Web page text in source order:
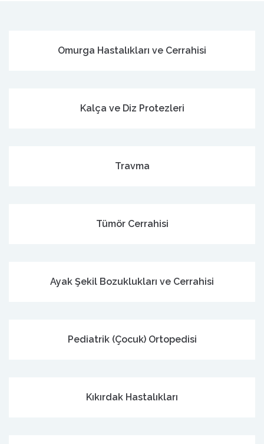
Omurga Hastalıkları ve Cerrahisi
Kalça ve Diz Protezleri
Travma
Tümör Cerrahisi
Ayak Şekil Bozuklukları ve Cerrahisi
Pediatrik (Çocuk) Ortopedisi
Kıkırdak Hastalıkları